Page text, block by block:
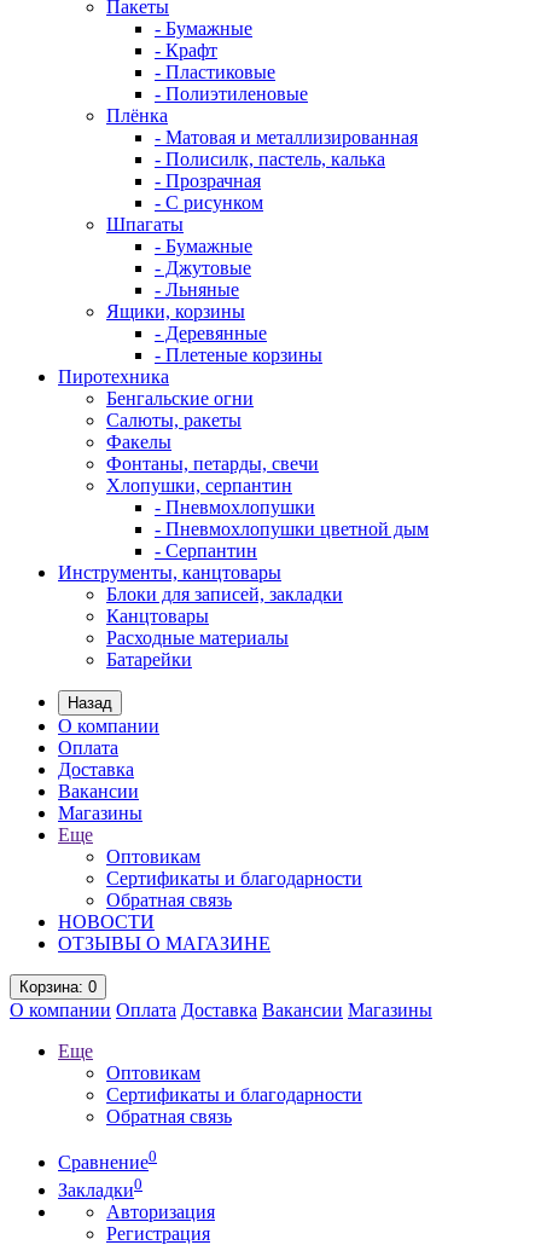
Пакеты
- Бумажные
- Крафт
- Пластиковые
- Полиэтиленовые
Плёнка
- Матовая и металлизированная
- Полисилк, пастель, калька
- Прозрачная
- С рисунком
Шпагаты
- Бумажные
- Джутовые
- Льняные
Ящики, корзины
- Деревянные
- Плетеные корзины
Пиротехника
Бенгальские огни
Салюты, ракеты
Факелы
Фонтаны, петарды, свечи
Хлопушки, серпантин
- Пневмохлопушки
- Пневмохлопушки цветной дым
- Серпантин
Инструменты, канцтовары
Блоки для записей, закладки
Канцтовары
Расходные материалы
Батарейки
Назад
О компании
Оплата
Доставка
Вакансии
Магазины
Еще
Оптовикам
Сертификаты и благодарности
Обратная связь
НОВОСТИ
ОТЗЫВЫ О МАГАЗИНЕ
Корзина: 0
О компании Оплата Доставка Вакансии Магазины
Еще
Оптовикам
Сертификаты и благодарности
Обратная связь
Сравнение0
Закладки0
Авторизация
Регистрация